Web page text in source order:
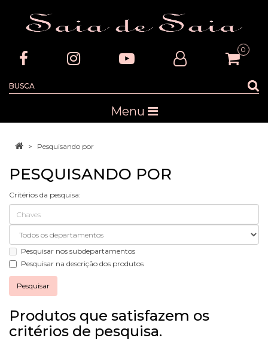
0
Menu
Pesquisando por
PESQUISANDO POR
Critérios da pesquisa:
Pesquisar nos subdepartamentos
Pesquisar na descrição dos produtos
Produtos que satisfazem os
critérios de pesquisa.